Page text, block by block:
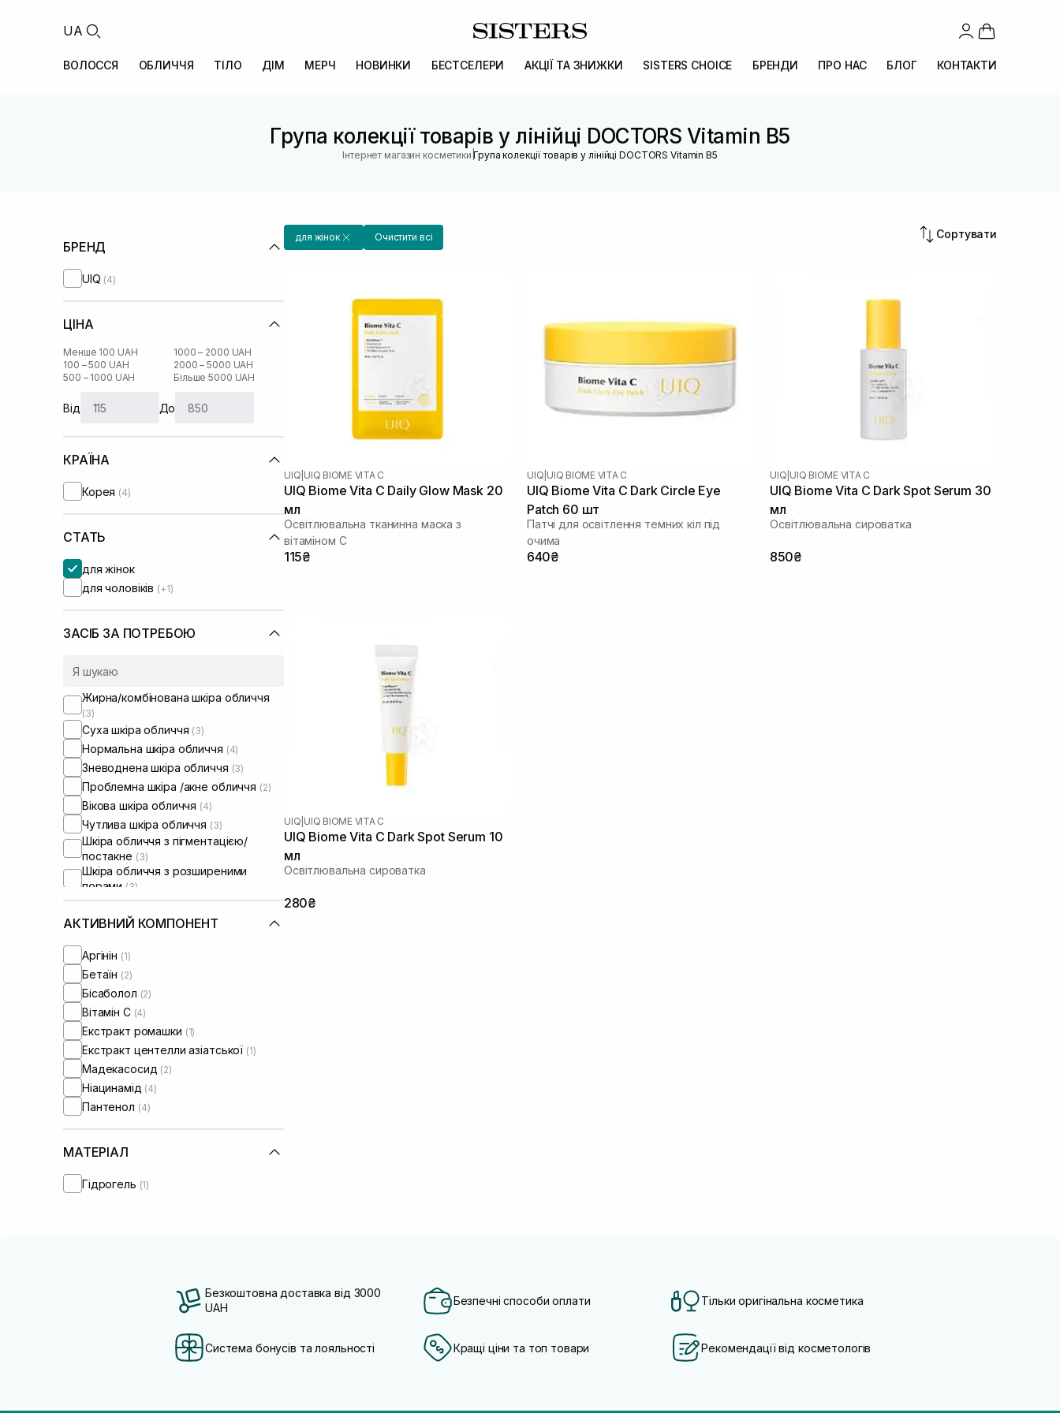
UA
ВОЛОССЯ ОБЛИЧЧЯ ТІЛО ДІМ МЕРЧ НОВИНКИ БЕСТСЕЛЕРИ АКЦІЇ ТА ЗНИЖКИ SISTERS CHOICE БРЕНДИ ПРО НАС БЛОГ КОНТАКТИ
Група колекції товарів у лінійці DOCTORS Vitamin B5
Інтернет магазин косметики |Група колекції товарів у лінійці DOCTORS Vitamin B5
БРЕНД
UIQ (4)
ЦІНА
Менше 100 UAH
100 – 500 UAH
500 – 1000 UAH
1000 – 2000 UAH
2000 – 5000 UAH
Більше 5000 UAH
Від До
КРАЇНА
Корея (4)
СТАТЬ
для жінок
для чоловіків (+1)
ЗАСІБ ЗА ПОТРЕБОЮ
Жирна/комбінована шкіра обличчя
(3)
Суха шкіра обличчя (3)
Нормальна шкіра обличчя (4)
Зневоднена шкіра обличчя (3)
Проблемна шкіра /акне обличчя (2)
Вікова шкіра обличчя (4)
Чутлива шкіра обличчя (3)
Шкіра обличчя з пігментацією/
постакне (3)
Шкіра обличчя з розширеними
порами (3)
Шкіра обличчя з порушеним
барʼєром (1)
Від синців під очима
АКТИВНИЙ КОМПОНЕНТ
Аргінін (1)
Бетаїн (2)
Бісаболол (2)
Вітамін C (4)
Екстракт ромашки (1)
Екстракт центелли азіатської (1)
Мадекасосид (2)
Ніацинамід (4)
Пантенол (4)
МАТЕРІАЛ
Гідрогель (1)
для жінок Очистити всі Сортувати
UIQ UIQ BIOME VITA C
UIQ Biome Vita C Daily Glow Mask 20
мл
Освітлювальна тканинна маска з
вітаміном C
115₴
UIQ UIQ BIOME VITA C
UIQ Biome Vita C Dark Circle Eye
Patch 60 шт
Патчі для освітлення темних кіл під
очима
640₴
UIQ UIQ BIOME VITA C
UIQ Biome Vita C Dark Spot Serum 30
мл
Освітлювальна сироватка
850₴
UIQ UIQ BIOME VITA C
UIQ Biome Vita C Dark Spot Serum 10
мл
Освітлювальна сироватка
280₴
Безкоштовна доставка від 3000
UAH
Безпечні способи оплати Тільки оригінальна косметика
Система бонусів та лояльності Кращі ціни та топ товари Рекомендації від косметологів